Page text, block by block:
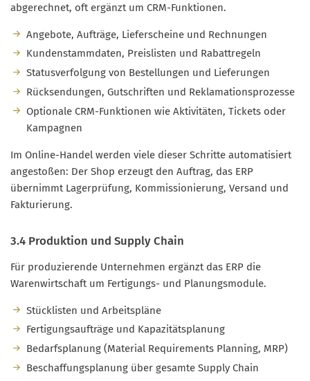
abgerechnet, oft ergänzt um CRM-Funktionen.
Angebote, Aufträge, Lieferscheine und Rechnungen
Kundenstammdaten, Preislisten und Rabattregeln
Statusverfolgung von Bestellungen und Lieferungen
Rücksendungen, Gutschriften und Reklamationsprozesse
Optionale CRM-Funktionen wie Aktivitäten, Tickets oder
Kampagnen
Im Online-Handel werden viele dieser Schritte automatisiert
angestoßen: Der Shop erzeugt den Auftrag, das ERP
übernimmt Lagerprüfung, Kommissionierung, Versand und
Fakturierung.
3.4 Produktion und Supply Chain
Für produzierende Unternehmen ergänzt das ERP die
Warenwirtschaft um Fertigungs- und Planungsmodule.
Stücklisten und Arbeitspläne
Fertigungsaufträge und Kapazitätsplanung
Bedarfsplanung (Material Requirements Planning, MRP)
Beschaffungsplanung über gesamte Supply Chain